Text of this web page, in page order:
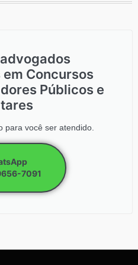
Concursos
Públicos e
para você ser atendido.
7091